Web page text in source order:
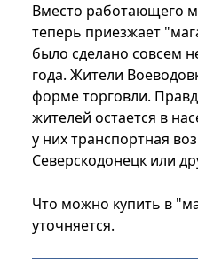
Вместо работающего
теперь приезжает
было сделано совсем
года. Жители
форме торговли.
жителей остается в
у них транспортная
Северскодонецк или
Что можно купить в
уточняется.